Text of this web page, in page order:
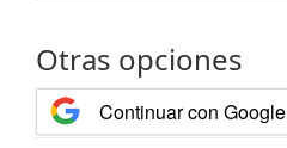
Otras opciones
Continuar con Google